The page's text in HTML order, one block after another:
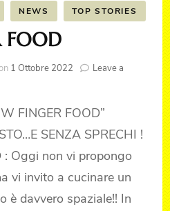
NEWS TOP STORIES
FOOD
1 Ottobre 2022
Leave a
FINGER FOOD”
SENZA SPRECHI !
: Oggi non vi propongo
vi invito a cucinare un
è davvero spaziale!! In